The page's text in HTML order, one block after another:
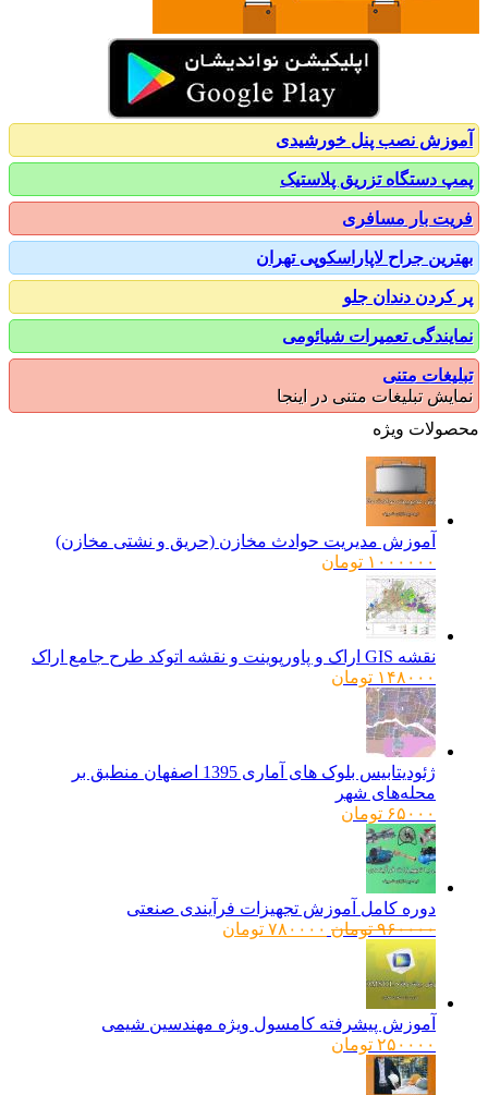
نصب پنل خورشیدی
دستگاه تزریق پلاستیک
بار مسافری
جراح لاپاراسکوپی تهران
دندان جلو
تعمیرات شیائومی
متنی
تبلیغات متنی در اینجا
ویژه
آموزش مدیریت حوادث مخازن (حریق و نشتی مخازن)
۱۰۰۰۰۰۰ تومان
نقشه GIS اراک و پاورپوینت و نقشه اتوکد طرح جامع اراک
۱۴۸۰۰۰ تومان
ژئودیتابیس بلوک های آماری 1395 اصفهان منطبق بر
محله‌های شهر
۶۵۰۰۰ تومان
دوره کامل آموزش تجهیزات فرآیندی صنعتی
۹۶۰۰۰۰ تومانقیمت
۷۸۰۰۰۰ تومانقیمت
آموزش پیشرفته کامسول ویژه مهندسین شیمی
۲۵۰۰۰۰ تومان